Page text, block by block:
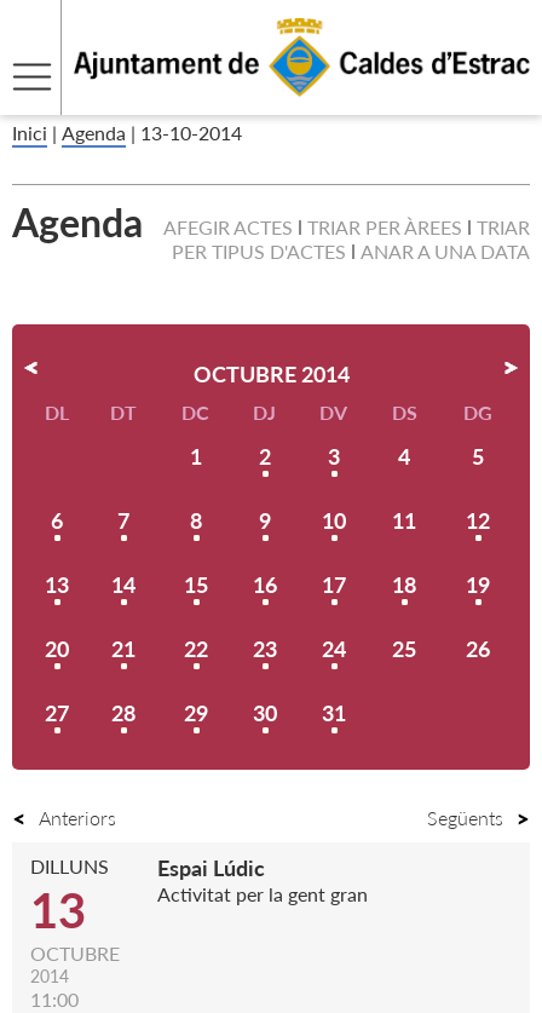
Inici | Agenda | 13-10-2014
Agenda AFEGIR ACTES TRIAR PER ÀREES
TRIAR
PER TIPUS D'ACTES
ANAR A UNA DATA
OCTUBRE 2014
DL DT DC DJ DV DS DG
1 2 3 4 5
6 7 8 9 10 11 12
13 14 15 16 17 18 19
20 21 22 23 24 25 26
27 28 29 30 31
Anteriors Següents
DILLUNS
13
OCTUBRE
2014
11:00
Espai Lúdic
Activitat per la gent gran